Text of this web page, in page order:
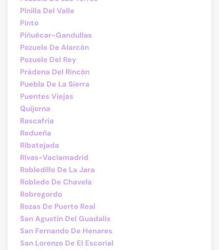
Pinilla Del Valle
Pinto
Piñuécar-Gandullas
Pozuelo De Alarcón
Pozuelo Del Rey
Prádena Del Rincón
Puebla De La Sierra
Puentes Viejas
Quijorna
Rascafría
Redueña
Ribatejada
Rivas-Vaciamadrid
Robledillo De La Jara
Robledo De Chavela
Robregordo
Rozas De Puerto Real
San Agustín Del Guadalix
San Fernando De Henares
San Lorenzo De El Escorial